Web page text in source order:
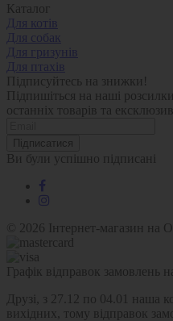
Каталог
Для котів
Для собак
Для гризунів
Для птахів
Підписуйтесь на знижки!
Підпишіться на наші
останніх товарів та
Підписатися
Ви були успішно підписані
© 2026 Інтернет-магазин на
Графік відправок замовлень
Друзі, з 27.12 по 04.01 наша
вихідних, тому відправок